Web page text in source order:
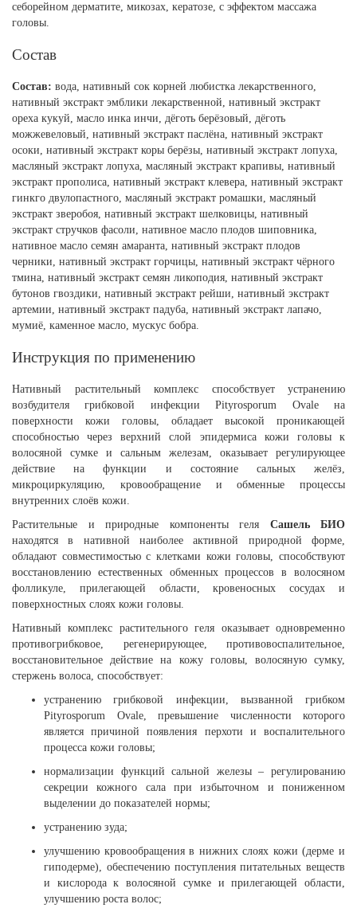
себорейном дерматите, микозах, кератозе, с эффектом массажа
головы.
Состав
Состав: вода, нативный сок корней любистка лекарственного,
нативный экстракт эмблики лекарственной, нативный экстракт
ореха кукуй, масло инка инчи, дёготь берёзовый, дёготь
можжевеловый, нативный экстракт паслёна, нативный экстракт
осоки, нативный экстракт коры берёзы, нативный экстракт лопуха,
масляный экстракт лопуха, масляный экстракт крапивы, нативный
экстракт прополиса, нативный экстракт клевера, нативный экстракт
гинкго двулопастного, масляный экстракт ромашки, масляный
экстракт зверобоя, нативный экстракт шелковицы, нативный
экстракт стручков фасоли, нативное масло плодов шиповника,
нативное масло семян амаранта, нативный экстракт плодов
черники, нативный экстракт горчицы, нативный экстракт чёрного
тмина, нативный экстракт семян ликоподия, нативный экстракт
бутонов гвоздики, нативный экстракт рейши, нативный экстракт
артемии, нативный экстракт падуба, нативный экстракт лапачо,
мумиё, каменное масло, мускус бобра.
Инструкция по применению
Нативный растительный комплекс способствует устранению
возбудителя грибковой инфекции Pityrosporum Ovale на
поверхности кожи головы, обладает высокой проникающей
способностью через верхний слой эпидермиса кожи головы к
волосяной сумке и сальным железам, оказывает регулирующее
действие на функции и состояние сальных желёз,
микроциркуляцию, кровообращение и обменные процессы
внутренних слоёв кожи.
Растительные и природные компоненты геля Сашель БИО
находятся в нативной наиболее активной природной форме,
обладают совместимостью с клетками кожи головы, способствуют
восстановлению естественных обменных процессов в волосяном
фолликуле, прилегающей области, кровеносных сосудах и
поверхностных слоях кожи головы.
Нативный комплекс растительного геля оказывает одновременно
противогрибковое, регенерирующее, противовоспалительное,
восстановительное действие на кожу головы, волосяную сумку,
стержень волоса, способствует:
устранению грибковой инфекции, вызванной грибком
Pityrosporum Ovale, превышение численности которого
является причиной появления перхоти и воспалительного
процесса кожи головы;
нормализации функций сальной железы – регулированию
секреции кожного сала при избыточном и пониженном
выделении до показателей нормы;
устранению зуда;
улучшению кровообращения в нижних слоях кожи (дерме и
гиподерме), обеспечению поступления питательных веществ
и кислорода к волосяной сумке и прилегающей области,
улучшению роста волос;